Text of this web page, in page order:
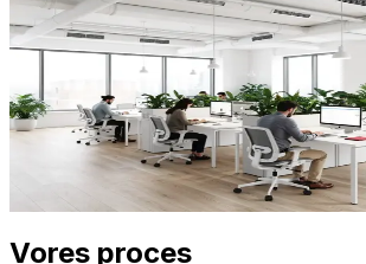
Til erhverv tilbyder vi AirCeil
m³/h), AirSchool (skoler og
loftmonteret), og Air Comfort
fitness og svømmehaller). Exhausto,
Lindab er stærke på industrielle
dimensionerer efter BR18 og
Ring70 60 30 04
Vores proces